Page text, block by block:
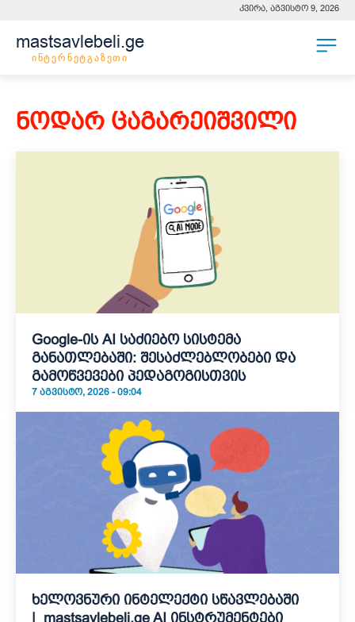
კვირა, აგვისტო 9, 2026
mastsavlebeli.ge
ინტერნეტგაზეთი
ნოდარ ცაგარეიშვილი
Google-ის AI საძიებო სისტემა
განათლებაში: შესაძლებლობები და
გამოწვევები პედაგოგისთვის
7 ᲐᲒᲕᲘᲡᲢᲝ, 2026 - 09:04
ხელოვნური ინტელექტი სწავლებაში
| mastsavlebeli.ge AI ინსტრუმენტები